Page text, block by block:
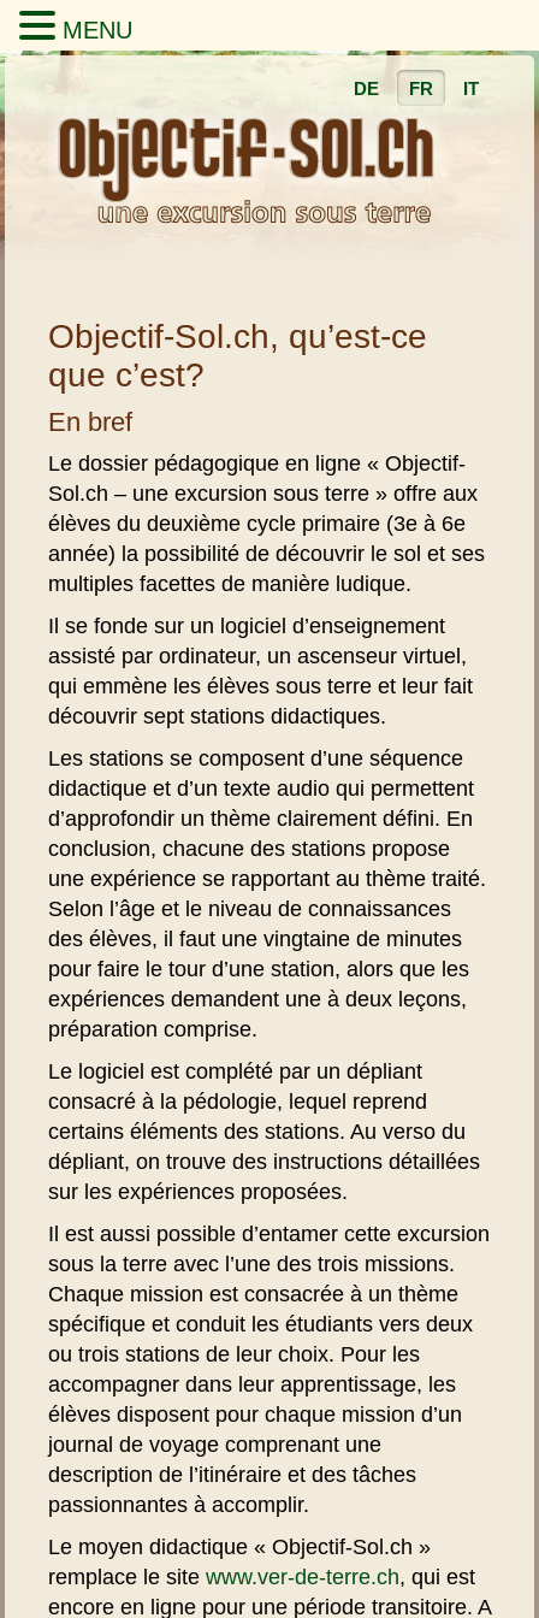
DE FR IT
Objectif-Sol.ch, qu’est-ce
que c’est?
En bref
Le dossier pédagogique en ligne « Objectif-
Sol.ch – une excursion sous terre » offre aux
élèves du deuxième cycle primaire (3e à 6e
année) la possibilité de découvrir le sol et ses
multiples facettes de manière ludique.
Il se fonde sur un logiciel d’enseignement
assisté par ordinateur, un ascenseur virtuel,
qui emmène les élèves sous terre et leur fait
découvrir sept stations didactiques.
Les stations se composent d’une séquence
didactique et d’un texte audio qui permettent
d’approfondir un thème clairement défini. En
conclusion, chacune des stations propose
une expérience se rapportant au thème traité.
Selon l’âge et le niveau de connaissances
des élèves, il faut une vingtaine de minutes
pour faire le tour d’une station, alors que les
expériences demandent une à deux leçons,
préparation comprise.
Le logiciel est complété par un dépliant
consacré à la pédologie, lequel reprend
certains éléments des stations. Au verso du
dépliant, on trouve des instructions détaillées
sur les expériences proposées.
Il est aussi possible d’entamer cette excursion
sous la terre avec l’une des trois missions.
Chaque mission est consacrée à un thème
spécifique et conduit les étudiants vers deux
ou trois stations de leur choix. Pour les
accompagner dans leur apprentissage, les
élèves disposent pour chaque mission d’un
journal de voyage comprenant une
description de l’itinéraire et des tâches
passionnantes à accomplir.
Le moyen didactique « Objectif-Sol.ch »
remplace le site www.ver-de-terre.ch, qui est
encore en ligne pour une période transitoire. A
MENU